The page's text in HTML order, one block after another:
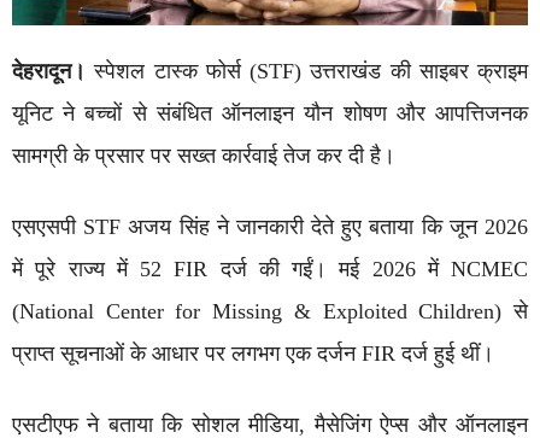
देहरादून। स्पेशल टास्क फोर्स (STF) उत्तराखंड की साइबर क्राइम
यूनिट ने बच्चों से संबंधित ऑनलाइन यौन शोषण और आपत्तिजनक
सामग्री के प्रसार पर सख्त कार्रवाई तेज कर दी है।
एसएसपी STF अजय सिंह ने जानकारी देते हुए बताया कि जून 2026
में पूरे राज्य में 52 FIR दर्ज की गईं। मई 2026 में NCMEC
(National Center for Missing & Exploited Children) से
प्राप्त सूचनाओं के आधार पर लगभग एक दर्जन FIR दर्ज हुई थीं।
एसटीएफ ने बताया कि सोशल मीडिया, मैसेजिंग ऐप्स और ऑनलाइन